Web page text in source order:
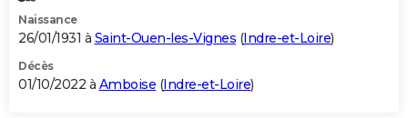
Naissance
26/01/1931 à Saint-Ouen-les-Vignes (Indre-et-Loire)
Décès
01/10/2022 à Amboise (Indre-et-Loire)